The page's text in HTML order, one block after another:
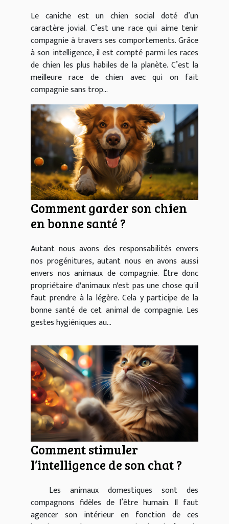
Le caniche est un chien social doté d’un
caractère jovial. C’est une race qui aime tenir
compagnie à travers ses comportements. Grâce
à son intelligence, il est compté parmi les races
de chien les plus habiles de la planète. C’est la
meilleure race de chien avec qui on fait
compagnie sans trop...
Comment garder son chien
en bonne santé ?
Autant nous avons des responsabilités envers
nos progénitures, autant nous en avons aussi
envers nos animaux de compagnie. Être donc
propriétaire d'animaux n'est pas une chose qu'il
faut prendre à la légère. Cela y participe de la
bonne santé de cet animal de compagnie. Les
gestes hygiéniques au...
Comment stimuler
l’intelligence de son chat ?
Les animaux domestiques sont des
compagnons fidèles de l’être humain. Il faut
agencer son intérieur en fonction de ces